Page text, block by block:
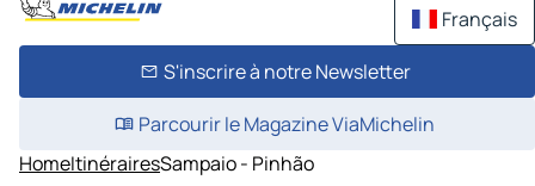
Français
S'inscrire à notre Newsletter
Parcourir le Magazine ViaMichelin
HomeItinérairesSampaio - Pinhão